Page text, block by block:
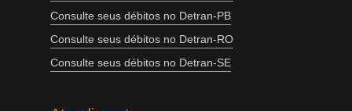
Consulte seus débitos no Detran-PB
Consulte seus débitos no Detran-RO
Consulte seus débitos no Detran-SE